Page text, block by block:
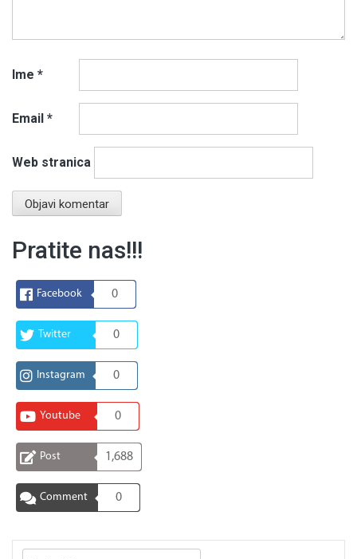
Ime *
Email *
Web stranica
Pratite nas!!!
Facebook 0
Twitter 0
Instagram 0
Youtube 0
Post 1,688
Comment 0
Pretraga: